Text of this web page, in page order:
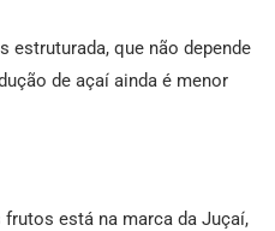
estruturada, que não depende
de açaí ainda é menor
está na marca da Juçaí,